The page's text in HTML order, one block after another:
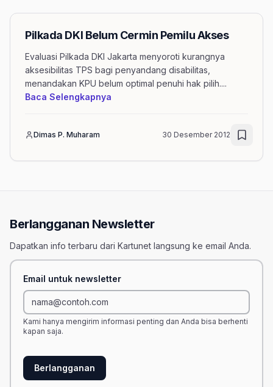
Pilkada DKI Belum Cermin Pemilu Akses
Evaluasi Pilkada DKI Jakarta menyoroti kurangnya
aksesibilitas TPS bagi penyandang disabilitas,
menandakan KPU belum optimal penuhi hak pilih....
Baca Selengkapnya
Dimas P. Muharam 30 Desember 2012
Berlangganan Newsletter
Dapatkan info terbaru dari Kartunet langsung ke email Anda.
Email untuk newsletter
Kami hanya mengirim informasi penting dan Anda bisa berhenti
kapan saja.
Berlangganan